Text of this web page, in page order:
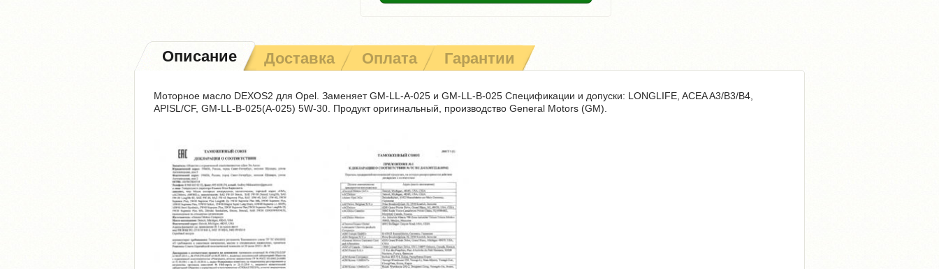
Описание Доставка Оплата Гарантии
Моторное масло DEXOS2 для Opel. Заменяет GM-LL-A-025 и GM-LL-B-025 Спецификации и допуски: LONGLIFE, ACEA A3/B3/B4,
APISL/CF, GM-LL-B-025(A-025) 5W-30. Продукт оригинальный, производство General Motors (GM).